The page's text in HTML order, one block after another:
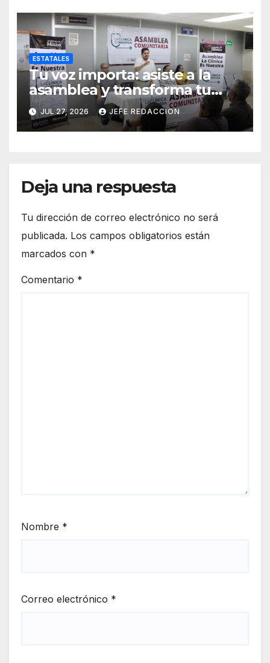
ESTATALES
Tu voz importa: asiste a la
asamblea y transforma tu
clínica del IMSS-Bienestar
JUL 27, 2026 JEFE REDACCION
Deja una respuesta
Tu dirección de correo electrónico no será
publicada. Los campos obligatorios están
marcados con *
Comentario *
Nombre *
Correo electrónico *